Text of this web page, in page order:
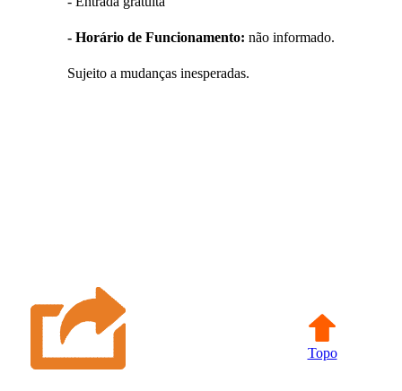
- Horário de Funcionamento: não informado.
Sujeito a mudanças inesperadas.
Topo